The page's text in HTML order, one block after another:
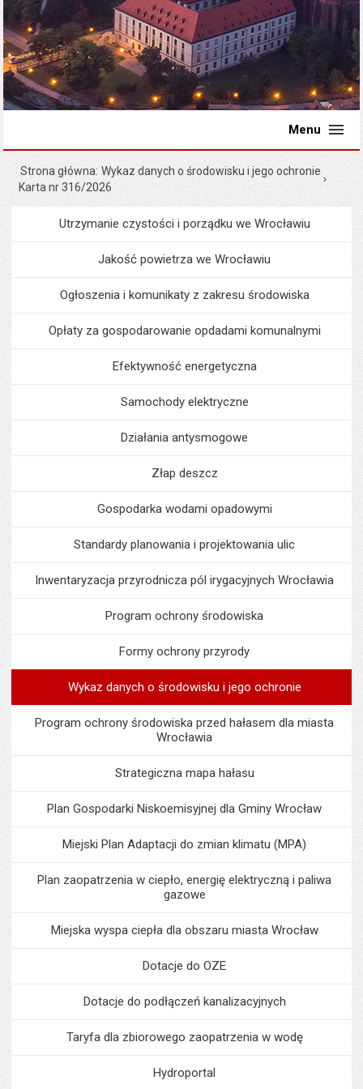
Menu
Strona główna Wykaz danych o środowisku i jego ochronie
Karta nr 316/2026
MenuŚrodowisko i ekologia
Utrzymanie czystości i porządku we Wrocławiu
Jakość powietrza we Wrocławiu
Ogłoszenia i komunikaty z zakresu środowiska
Opłaty za gospodarowanie opdadami komunalnymi
Efektywność energetyczna
Samochody elektryczne
Działania antysmogowe
Złap deszcz
Gospodarka wodami opadowymi
Standardy planowania i projektowania ulic
Inwentaryzacja przyrodnicza pól irygacyjnych Wrocławia
Program ochrony środowiska
Formy ochrony przyrody
Wykaz danych o środowisku i jego ochronie
Program ochrony środowiska przed hałasem dla miasta
Wrocławia
Strategiczna mapa hałasu
Plan Gospodarki Niskoemisyjnej dla Gminy Wrocław
Miejski Plan Adaptacji do zmian klimatu (MPA)
Plan zaopatrzenia w ciepło, energię elektryczną i paliwa
gazowe
Miejska wyspa ciepła dla obszaru miasta Wrocław
Dotacje do OZE
Dotacje do podłączeń kanalizacyjnych
Taryfa dla zbiorowego zaopatrzenia w wodę
Hydroportal